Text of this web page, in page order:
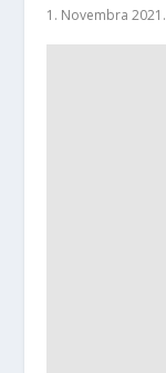
1. Novembra 2021.